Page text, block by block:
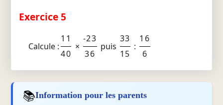
Exercice 5
Calcule :
11
40
×
-23
36
puis
33
15
:
16
6
📚Information pour les parents